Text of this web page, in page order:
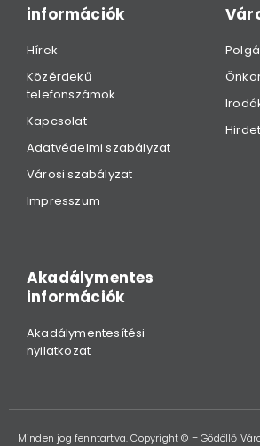
információk
Hírek
Közérdekű
telefonszámok
Kapcsolat
Adatvédelmi szabályzat
Városi szabályzat
Impresszum
Akadálymentes
információk
Akadálymentesítési
nyilatkozat
Minden jog fenntartva. Copyright © – Gödöllő